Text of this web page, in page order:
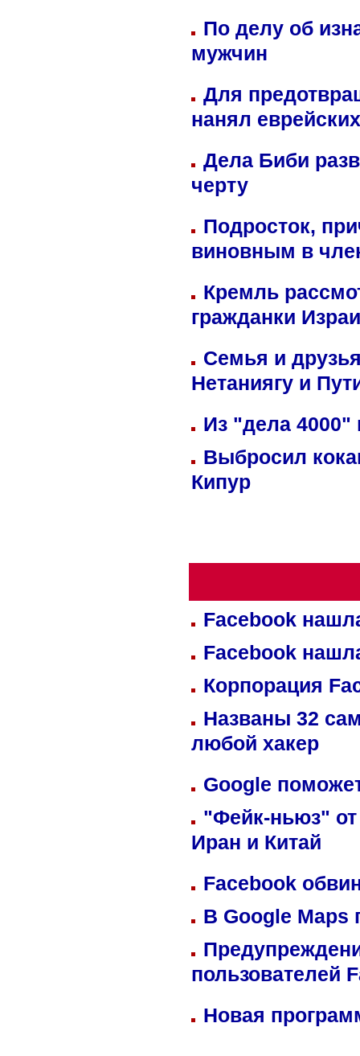
По делу об
мужчин
Для
нанял
Дела Биби
черту
Подросток,
виновным в
Кремль
гражданки
Семья и
Нетаниягу и
Из "дела 4000"
Выбросил
Кипур
Facebook
Facebook
Корпорация
Названы 32
любой хакер
Google
"Фейк-ньюз" от
Иран и Китай
Facebook
В Google Maps
пользователей
Новая